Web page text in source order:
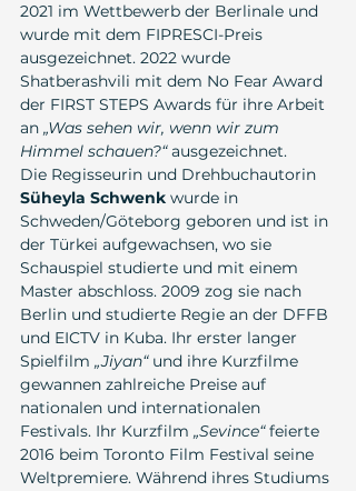
2021 im Wettbewerb der Berlinale und
wurde mit dem FIPRESCI-Preis
ausgezeichnet. 2022 wurde
Shatberashvili mit dem No Fear Award
der FIRST STEPS Awards für ihre Arbeit
an „Was sehen wir, wenn wir zum
Himmel schauen?“ ausgezeichnet.
Die Regisseurin und Drehbuchautorin
Süheyla Schwenk wurde in
Schweden/Göteborg geboren und ist in
der Türkei aufgewachsen, wo sie
Schauspiel studierte und mit einem
Master abschloss. 2009 zog sie nach
Berlin und studierte Regie an der DFFB
und EICTV in Kuba. Ihr erster langer
Spielfilm „Jiyan“ und ihre Kurzfilme
gewannen zahlreiche Preise auf
nationalen und internationalen
Festivals. Ihr Kurzfilm „Sevince“ feierte
2016 beim Toronto Film Festival seine
Weltpremiere. Während ihres Studiums